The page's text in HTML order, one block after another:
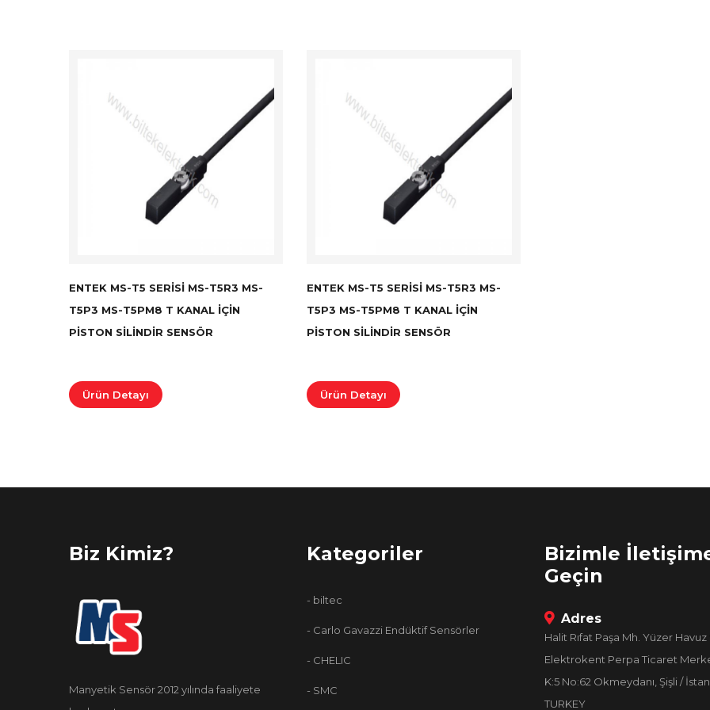
ENTEK MS-T5 SERISI MS-T5R3 MS-
T5P3 MS-T5PM8 T KANAL İÇIN
PISTON SILINDIR SENSÖR
Ürün Detayı
ENTEK MS-T5 SERISI MS-T5R3 MS-
T5P3 MS-T5PM8 T KANAL İÇIN
PISTON SILINDIR SENSÖR
Ürün Detayı
Biz Kimiz?
Manyetik Sensör 2012 yılında faaliyete
Kategoriler
- biltec
- Carlo Gavazzi Endüktif Sensörler
- CHELIC
- SMC
Bizimle
Geçin
Adres
Halit Rıfat Paşa Mh. Yüzer Havuz
Elektrokent Perpa Ticaret
K:5 No:62 Okmeydanı, Şişli /
TURKEY